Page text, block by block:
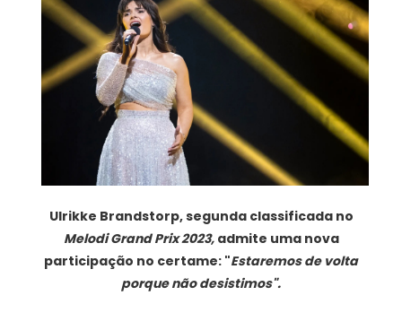
Ulrikke Brandstorp, segunda classificada no
Melodi Grand Prix 2023, admite uma nova
participação no certame: "Estaremos de volta
porque não desistimos".